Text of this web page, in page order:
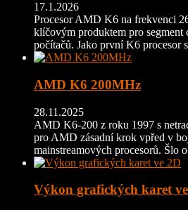
17.1.2026
Procesor AMD K6 na frekvenci
klíčovým produktem pro segment
počítačů. Jako první K6 procesor
AMD K6 200MHz
28.11.2025
AMD K6-200 z roku 1997 s
pro AMD zásadní krok vpřed v
mainstreamových procesorů. Šlo
Výkon grafických karet